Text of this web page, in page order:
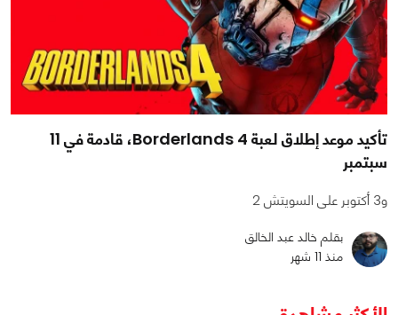
تأكيد موعد إطلاق لعبة Borderlands 4، قادمة في 11
سبتمبر
و3 أكتوبر على السويتش 2
بقلم خالد عبد الخالق
منذ 11 شهر